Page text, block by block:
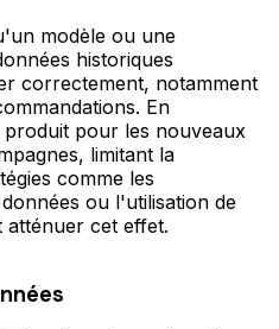
modèle ou une
historiques
correctement, notamment
En
pour les nouveaux
limitant la
comme les
ou l'utilisation de
atténuer cet effet.